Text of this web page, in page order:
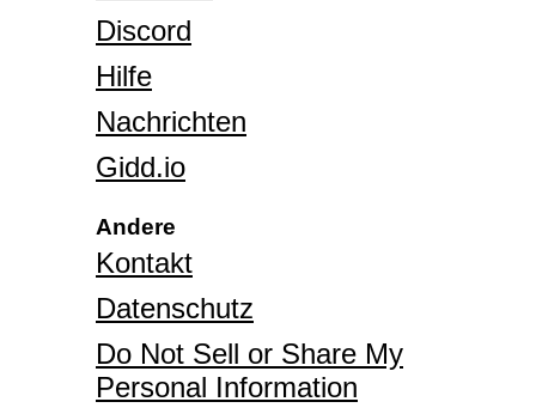
Discord
Hilfe
Nachrichten
Gidd.io
Andere
Kontakt
Datenschutz
Do Not Sell or Share My
Personal Information